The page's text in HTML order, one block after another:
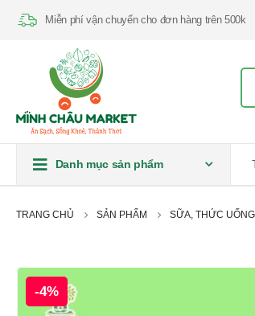
Miễn phí vận chuyển cho đơn hàng trên 500k
Danh mục sản phẩm
TRANG CHỦ SẢN PHẨM SỮA, THỨC UỐNG
-4%